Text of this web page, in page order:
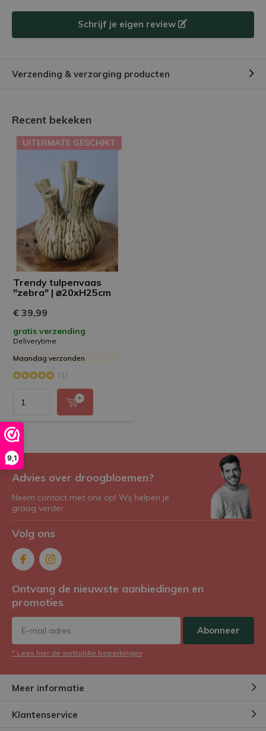
9,1
Schrijf je eigen review
Verzending & verzorging producten
Recent bekeken
Trendy tulpenvaas
"zebra" | ⌀20xH25cm
UITERMATE GESCHIKT
€ 39,99
gratis verzending
Deliverytime
Maandag verzonden
(1)
Advies over droogbloemen?
Neem contact met ons op! Wij helpen je
graag verder.
Volg ons
Ontvang de nieuwste aanbiedingen en
promoties
Abonneer
* Lees hier de wettelijke beperkingen
Meer informatie
Klantenservice